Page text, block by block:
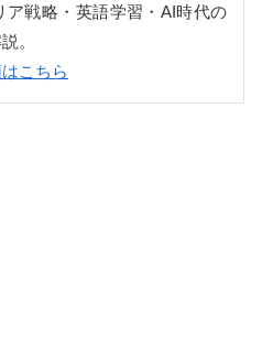
ア戦略・英語学習・AI時代の
。
こちら